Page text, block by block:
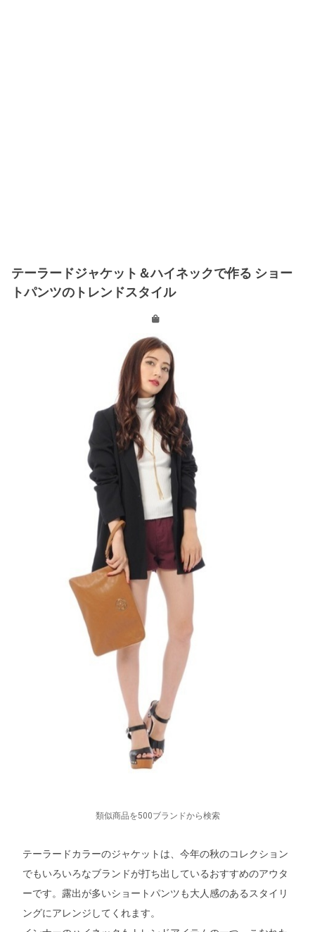
テーラードジャケット＆ハイネックで作る ショー
トパンツのトレンドスタイル
類似商品を500ブランドから検索
テーラードカラーのジャケットは、今年の秋のコレクション
でもいろいろなブランドが打ち出しているおすすめのアウタ
ーです。露出が多いショートパンツも大人感のあるスタイリ
ングにアレンジしてくれます。